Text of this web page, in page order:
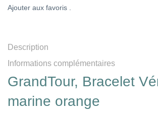
Ajouter aux favoris .
Description
Informations complémentaires
GrandTour, Bracelet
marine orange